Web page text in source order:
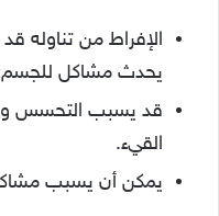
الإفراط من تناوله
يحدث مشاكل
قد يسبب التحسس
القيء.
يمكن أن يسبب